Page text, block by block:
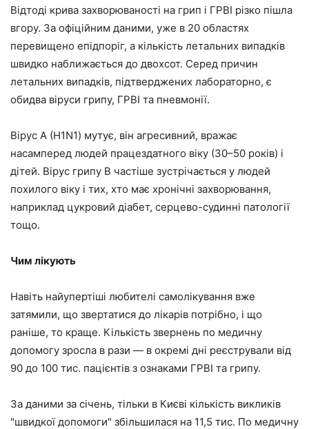
Відтоді крива захворюваності на грип і ГРВІ різко пішла
вгору. За офіційним даними, уже в 20 областях
перевищено епідпоріг, а кількість летальних випадків
швидко наближається до двохсот. Серед причин
летальних випадків, підтверджених лабораторно, є
обидва віруси грипу, ГРВІ та пневмонії.
Вірус А (Н1N1) мутує, він агресивний, вражає
насамперед людей працездатного віку (30–50 років) і
дітей. Вірус грипу В частіше зустрічається у людей
похилого віку і тих, хто має хронічні захворювання,
наприклад цукровий діабет, серцево-судинні патології
тощо.
Чим лікують
Навіть найупертіші любителі самолікування вже
затямили, що звертатися до лікарів потрібно, і що
раніше, то краще. Кількість звернень по медичну
допомогу зросла в рази — в окремі дні реєстрували від
90 до 100 тис. пацієнтів з ознаками ГРВІ та грипу.
За даними за січень, тільки в Києві кількість викликів
"швидкої допомоги" збільшилася на 11,5 тис. По медичну